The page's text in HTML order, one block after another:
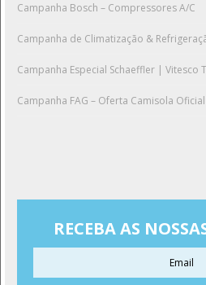
Campanha Bosch – Compressores A/C
Campanha de Climatização &
Campanha Especial Schaeffler | Vitesco
Campanha FAG – Oferta Camisola
RECEBA AS